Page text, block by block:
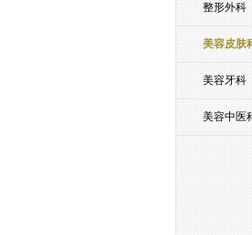
整形外科
美容皮肤
美容牙科
美容中医